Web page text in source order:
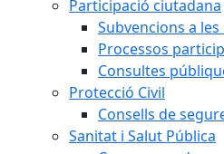
Participació ciutadana
Subvencions a
Processos
Consultes
Protecció Civil
Consells de
Sanitat i Salut Pública